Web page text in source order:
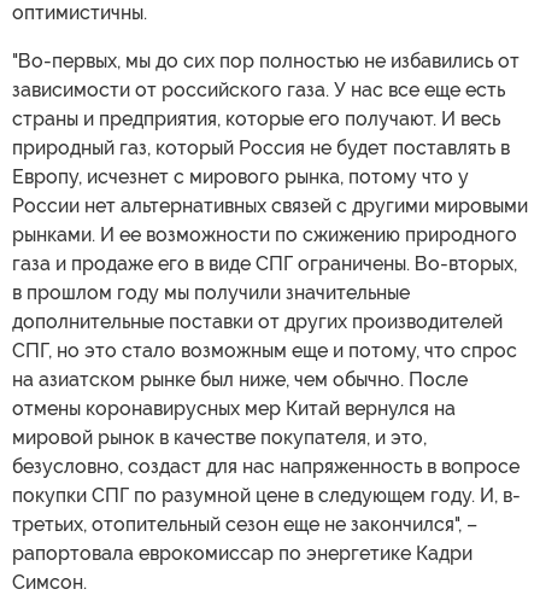
оптимистичны.
"Во-первых, мы до сих пор полностью не избавились от
зависимости от российского газа. У нас все еще есть
страны и предприятия, которые его получают. И весь
природный газ, который Россия не будет поставлять в
Европу, исчезнет с мирового рынка, потому что у
России нет альтернативных связей с другими мировыми
рынками. И ее возможности по сжижению природного
газа и продаже его в виде СПГ ограничены. Во-вторых,
в прошлом году мы получили значительные
дополнительные поставки от других производителей
СПГ, но это стало возможным еще и потому, что спрос
на азиатском рынке был ниже, чем обычно. После
отмены коронавирусных мер Китай вернулся на
мировой рынок в качестве покупателя, и это,
безусловно, создаст для нас напряженность в вопросе
покупки СПГ по разумной цене в следующем году. И, в-
третьих, отопительный сезон еще не закончился", –
рапортовала еврокомиссар по энергетике Кадри
Симсон.